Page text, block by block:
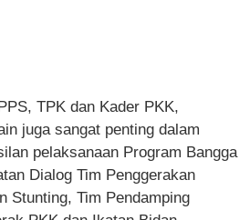
TPK dan Kader PKK,
juga sangat penting dalam
pelaksanaan Program Bangga
Dialog Tim Penggerakan
Stunting, Tim Pendamping